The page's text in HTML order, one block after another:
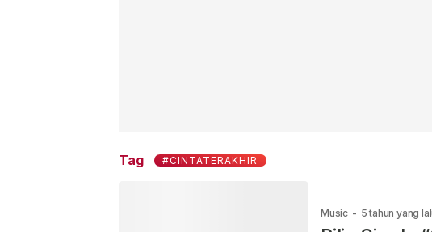
Tag #CINTATERAKHIR
Music - 5 tahun yang